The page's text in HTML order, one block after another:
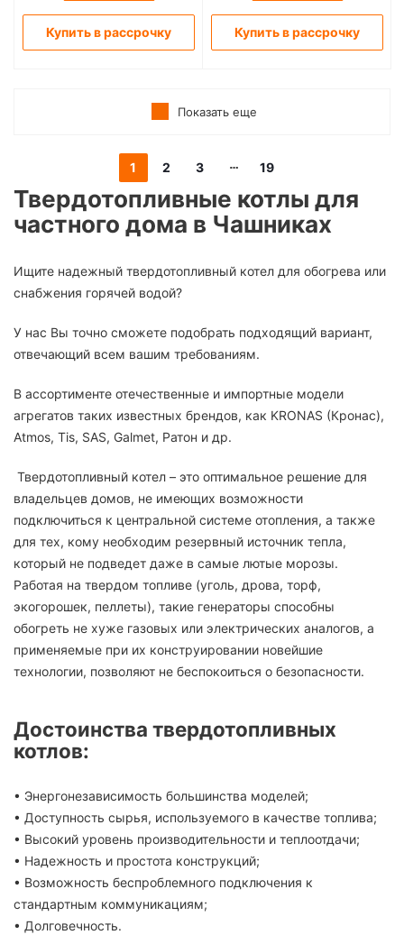
Купить в рассрочку Купить в рассрочку
Показать еще
1 2 3 19
Твердотопливные котлы для
частного дома в Чашниках
Ищите надежный твердотопливный котел для обогрева или
снабжения горячей водой?
У нас Вы точно сможете подобрать подходящий вариант,
отвечающий всем вашим требованиям.
В ассортименте отечественные и импортные модели
агрегатов таких известных брендов, как KRONAS (Кронас),
Atmos, Tis, SAS, Galmet, Ратон и др.
Твердотопливный котел – это оптимальное решение для
владельцев домов, не имеющих возможности
подключиться к центральной системе отопления, а также
для тех, кому необходим резервный источник тепла,
который не подведет даже в самые лютые морозы.
Работая на твердом топливе (уголь, дрова, торф,
экогорошек, пеллеты), такие генераторы способны
обогреть не хуже газовых или электрических аналогов, а
применяемые при их конструировании новейшие
технологии, позволяют не беспокоиться о безопасности.
Достоинства твердотопливных
котлов:
• Энергонезависимость большинства моделей;
• Доступность сырья, используемого в качестве топлива;
• Высокий уровень производительности и теплоотдачи;
• Надежность и простота конструкций;
• Возможность беспроблемного подключения к
стандартным коммуникациям;
• Долговечность.